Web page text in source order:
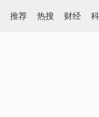
推荐 热搜 财经